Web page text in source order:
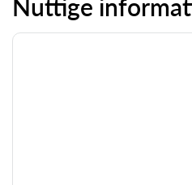
Nuttige